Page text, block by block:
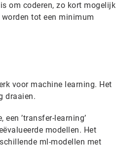
om coderen, zo kort mogelijk
tot een minimum
voor machine learning. Het
draaien.
’transfer-learning’
modellen. Het
ml-modellen met